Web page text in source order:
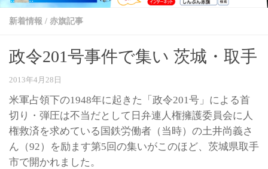
新着情報 / 赤旗記事
政令201号事件で集い 茨城・取手
2013年4月28日
米軍占領下の1948年に起きた「政令201号」による首
切り・弾圧は不当だとして日弁連人権擁護委員会に人
権救済を求めている国鉄労働者（当時）の土井尚義さ
ん（92）を励ます第5回の集いがこのほど、茨城県取手
市で開かれました。